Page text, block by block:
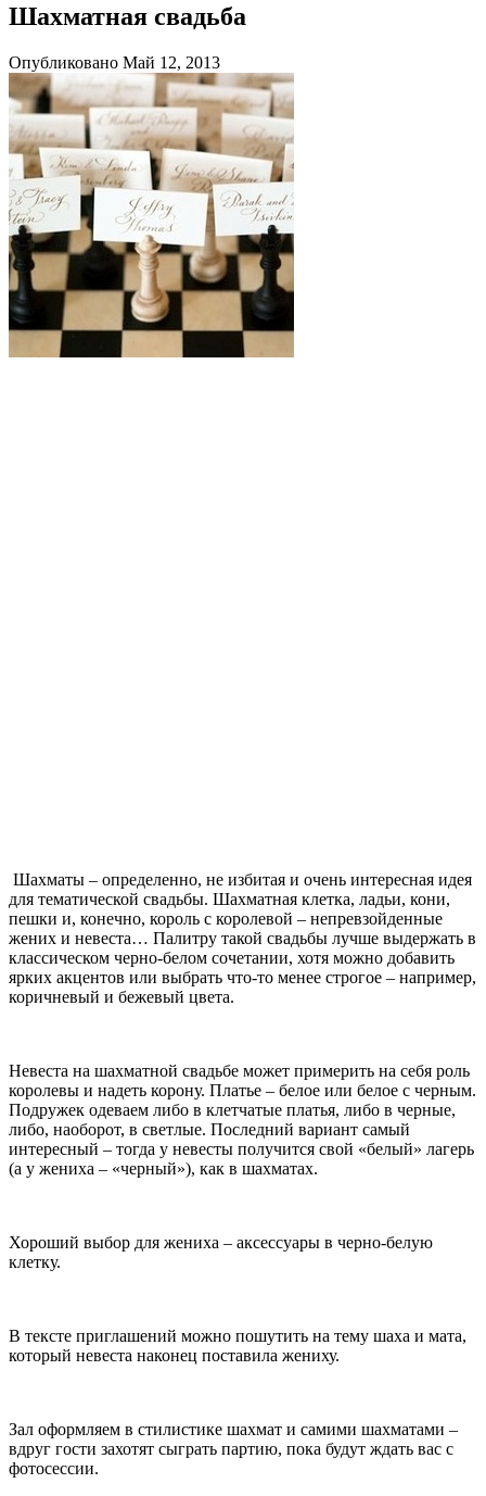
Шахматная свадьба
Опубликовано Май 12, 2013
Шахматы – определенно, не избитая и очень интересная идея
для тематической свадьбы. Шахматная клетка, ладьи, кони,
пешки и, конечно, король с королевой – непревзойденные
жених и невеста… Палитру такой свадьбы лучше выдержать в
классическом черно-белом сочетании, хотя можно добавить
ярких акцентов или выбрать что-то менее строгое – например,
коричневый и бежевый цвета.
Невеста на шахматной свадьбе может примерить на себя роль
королевы и надеть корону. Платье – белое или белое с черным.
Подружек одеваем либо в клетчатые платья, либо в черные,
либо, наоборот, в светлые. Последний вариант самый
интересный – тогда у невесты получится свой «белый» лагерь
(а у жениха – «черный»), как в шахматах.
Хороший выбор для жениха – аксессуары в черно-белую
клетку.
В тексте приглашений можно пошутить на тему шаха и мата,
который невеста наконец поставила жениху.
Зал оформляем в стилистике шахмат и самими шахматами –
вдруг гости захотят сыграть партию, пока будут ждать вас с
фотосессии.